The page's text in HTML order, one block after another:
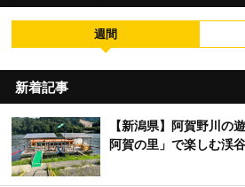
週間
新着記事
【新潟県】阿賀野川の
阿賀の里」で楽しむ渓